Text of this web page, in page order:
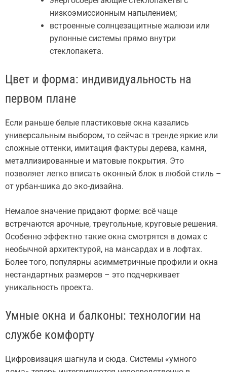
низкоэмиссионным напылением;
встроенные солнцезащитные жалюзи или
рулонные системы прямо внутри
стеклопакета.
Цвет и форма: индивидуальность на
первом плане
Если раньше белые пластиковые окна казались
универсальным выбором, то сейчас в тренде яркие или
сложные оттенки, имитация фактуры дерева, камня,
металлизированные и матовые покрытия. Это
позволяет легко вписать оконный блок в любой стиль –
от урбан-шика до эко-дизайна.
Немалое значение придают форме: всё чаще
встречаются арочные, треугольные, круговые решения.
Особенно эффектно такие окна смотрятся в домах с
необычной архитектурой, на мансардах и в лофтах.
Более того, популярны асимметричные профили и окна
нестандартных размеров – это подчеркивает
уникальность проекта.
Умные окна и балконы: технологии на
службе комфорту
Цифровизация шагнула и сюда. Системы «умного